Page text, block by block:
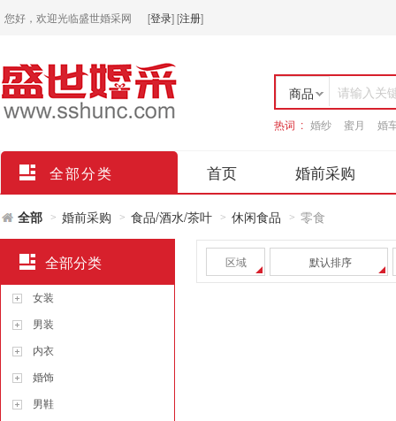
您好，欢迎光临盛世婚采网 [登录][注册]
商品
店铺
请输入关
热词 : 婚纱 蜜月 婚
全部分类 首页 婚前采购
全部 > 婚前采购 > 食品/酒水/茶叶 > 休闲食品 > 零食
区域 默认排序
全部分类
女装
男装
内衣
婚饰
男鞋